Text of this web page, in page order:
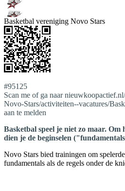
Basketbal vereniging Novo Stars
#95125
Scan me of ga naar
Novo-Stars/activiteiten--vacatures/
aan te melden
Basketbal speel je niet zo maar. Om
dien je de beginselen
Novo Stars bied trainingen om
fundamentals als de regels onder de